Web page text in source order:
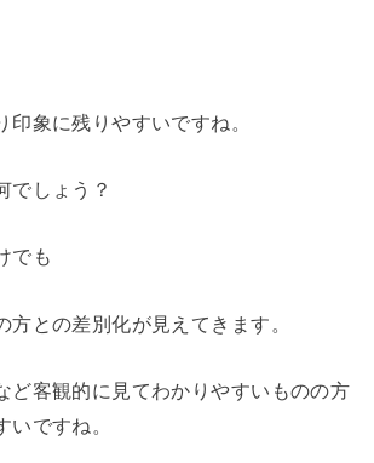
印象に残りやすいですね。
でしょう？
でも
方との差別化が見えてきます。
ど客観的に見てわかりやすいものの方
いですね。